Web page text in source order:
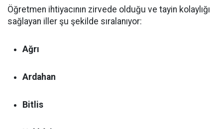
Öğretmen ihtiyacının zirvede olduğu ve tayin kolaylığı
sağlayan iller şu şekilde sıralanıyor:
Ağrı
Ardahan
Bitlis